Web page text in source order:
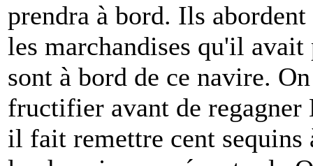
prendra à bord. Ils
les marchandises qu'il avait
sont à bord de ce navire.
fructifier avant de
il fait remettre cent